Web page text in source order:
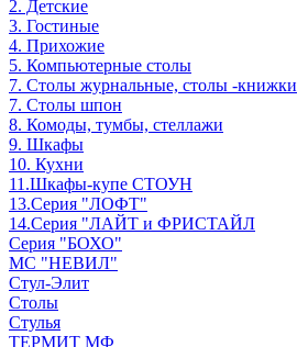
2. Детские
3. Гостиные
4. Прихожие
5. Компьютерные столы
7. Столы журнальные, столы -книжки
7. Столы шпон
8. Комоды, тумбы, стеллажи
9. Шкафы
10. Кухни
11.Шкафы-купе СТОУН
13.Серия "ЛОФТ"
14.Серия "ЛАЙТ и ФРИСТАЙЛ
Серия "БОХО"
МС "НЕВИЛ"
Стул-Элит
Столы
Стулья
ТЕРМИТ МФ